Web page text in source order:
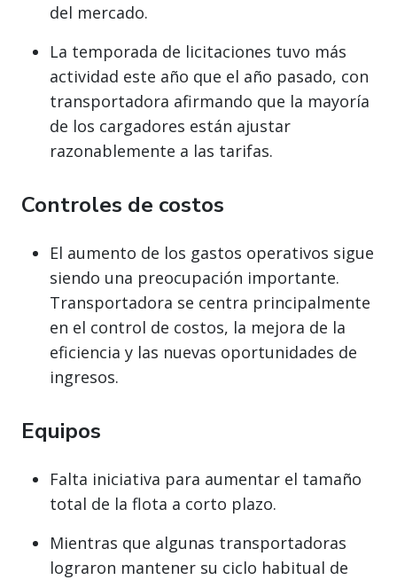
del mercado.
La temporada de licitaciones tuvo más
actividad este año que el año pasado, con
transportadora afirmando que la mayoría
de los cargadores están ajustar
razonablemente a las tarifas.
Controles de costos
El aumento de los gastos operativos sigue
siendo una preocupación importante.
Transportadora se centra principalmente
en el control de costos, la mejora de la
eficiencia y las nuevas oportunidades de
ingresos.
Equipos
Falta iniciativa para aumentar el tamaño
total de la flota a corto plazo.
Mientras que algunas transportadoras
lograron mantener su ciclo habitual de